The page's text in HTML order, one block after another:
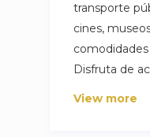
transporte
cines,
Disfruta de
esenciales
View more